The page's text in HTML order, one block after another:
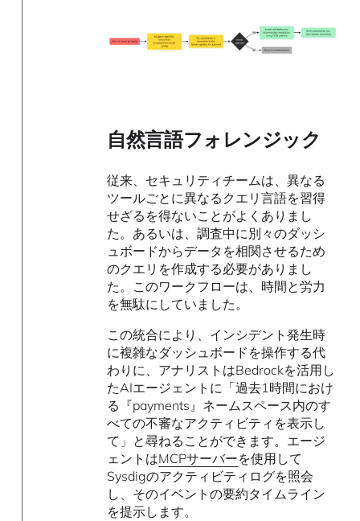
自然言語フォレンジック
従来、セキュリティチームは、異なる
ツールごとに異なるクエリ言語を習得
せざるを得ないことがよくありまし
た。あるいは、調査中に別々のダッシ
ュボードからデータを相関させるため
のクエリを作成する必要がありまし
た。このワークフローは、時間と労力
を無駄にしていました。
この統合により、インシデント発生時
に複雑なダッシュボードを操作する代
わりに、アナリストはBedrockを活用し
たAIエージェントに「過去1時間におけ
る『payments』ネームスペース内のす
べての不審なアクティビティを表示し
て」と尋ねることができます。エージ
ェントはMCPサーバーを使用して
Sysdigのアクティビティログを照会
し、そのイベントの要約タイムライン
を提示します。